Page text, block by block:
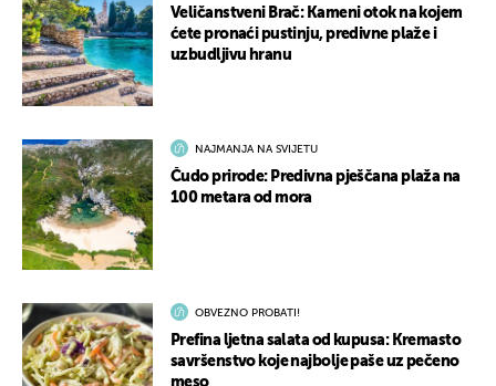
Veličanstveni Brač: Kameni otok na kojem
ćete pronaći pustinju, predivne plaže i
uzbudljivu hranu
NAJMANJA NA SVIJETU
Čudo prirode: Predivna pješčana plaža na
100 metara od mora
OBVEZNO PROBATI!
Prefina ljetna salata od kupusa: Kremasto
savršenstvo koje najbolje paše uz pečeno
meso